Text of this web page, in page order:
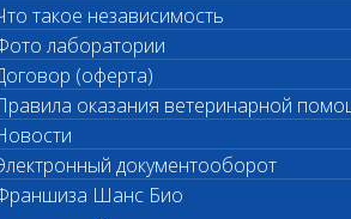
260
сайта
такое независимость
лаборатории
(оферта)
оказания ветеринарной
документооборот
Шанс Био